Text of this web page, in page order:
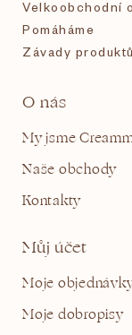
Velkoobchodní
Pomáháme
Závady
O nás
My jsme
Naše obchody
Kontakty
Můj účet
Moje
Moje dobropisy